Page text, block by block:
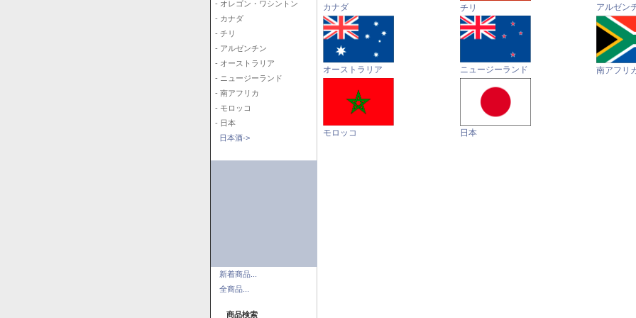
- オレゴン・ワシントン
- カナダ
- チリ
- アルゼンチン
- オーストラリア
- ニュージーランド
- 南アフリカ
- モロッコ
- 日本
日本酒->
新着商品...
全商品...
商品検索
カナダ チリ アルゼン
オーストラリア ニュージーランド 南アフリ
モロッコ 日本